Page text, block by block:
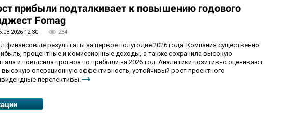
прибыли подталкивает к повышению годового
Fomag
12:30 234
финансовые результаты за первое полугодие 2026 года. Компания существенно
процентные и комиссионные доходы, а также сохранила высокую
и повысила прогноз по прибыли на 2026 год. Аналитики позитивно оценивают
высокую операционную эффективность, устойчивый рост проектного
перспективы.